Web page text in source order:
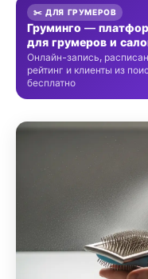
✂️ ДЛЯ ГРУМЕРОВ
Груминго —
для грумеров и
Онлайн-запись,
рейтинг и клиенты из
бесплатно